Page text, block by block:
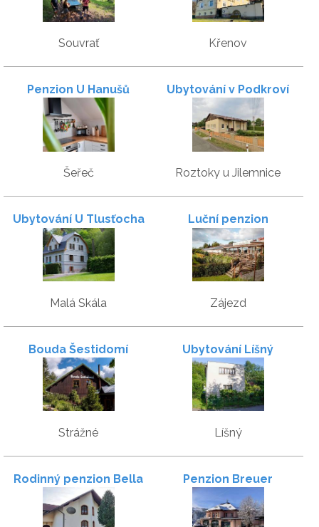
Souvrať Křenov
Penzion U Hanušů
Šeřeč
Ubytování v Podkroví
Roztoky u Jilemnice
Ubytování U Tlusťocha
Malá Skála
Luční penzion
Zájezd
Bouda Šestidomí
Strážné
Ubytování Líšný
Líšný
Rodinný penzion Bella Penzion Breuer